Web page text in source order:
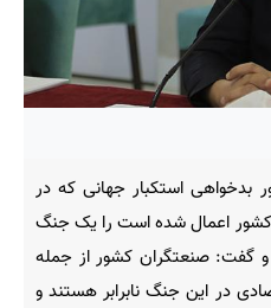
استکبار جهانی که در
کشور اعمال شده است را یک جنگ
گفت: صنعتگران کشور از جمله
در این جنگ نابرابر هستند و